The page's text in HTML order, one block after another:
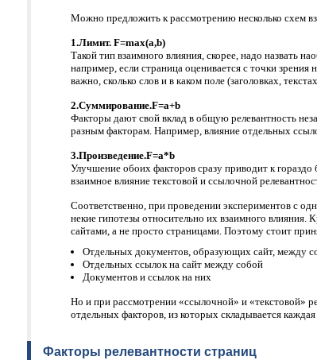
Можно предложить к рассмотрению несколько схем
1.Лимит. F=max(a,b)
Такой тип взаимного влияния, скорее, надо назвать
например, если страница оценивается с точки зрения
важно, сколько слов и в каком поле (заголовках,
2.Суммирование.F=a+b
Факторы дают свой вклад в общую релевантность
разным факторам. Например, влияние отдельных
3.Произведение.F=a*b
Улучшение обоих факторов сразу приводит к
взаимное влияние текстовой и ссылочной
Соответственно, при проведении экспериментов с
некие гипотезы относительно их взаимного
сайтами, а не просто страницами. Поэтому стоит
Отдельных документов, образующих сайт, между
Отдельных ссылок на сайт между собой
Документов и ссылок на них
Но и при рассмотрении «ссылочной» и «текстовой»
отдельных факторов, из которых складывается
Факторы релевантности страниц